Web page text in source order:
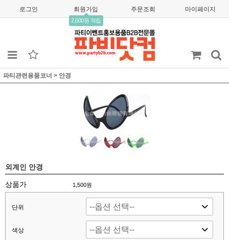
로그인 회원가입
2,000원 적립
주문조회 마이페이지
파티관련용품코너 > 안경
외계인 안경
상품가 1,500원
단위
색상